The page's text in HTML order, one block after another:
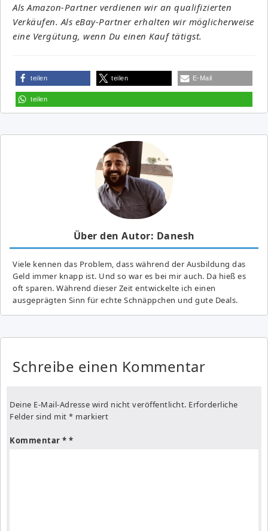
Als Amazon-Partner verdienen wir an qualifizierten
Verkäufen. Als eBay-Partner erhalten wir möglicherweise
eine Vergütung, wenn Du einen Kauf tätigst.
teilen teilen E-Mail
teilen
Über den Autor: Danesh
Viele kennen das Problem, dass während der Ausbildung das
Geld immer knapp ist. Und so war es bei mir auch. Da hieß es
oft sparen. Während dieser Zeit entwickelte ich einen
ausgeprägten Sinn für echte Schnäppchen und gute Deals.
Schreibe einen Kommentar
Deine E-Mail-Adresse wird nicht veröffentlicht. Erforderliche
Felder sind mit * markiert
Kommentar *